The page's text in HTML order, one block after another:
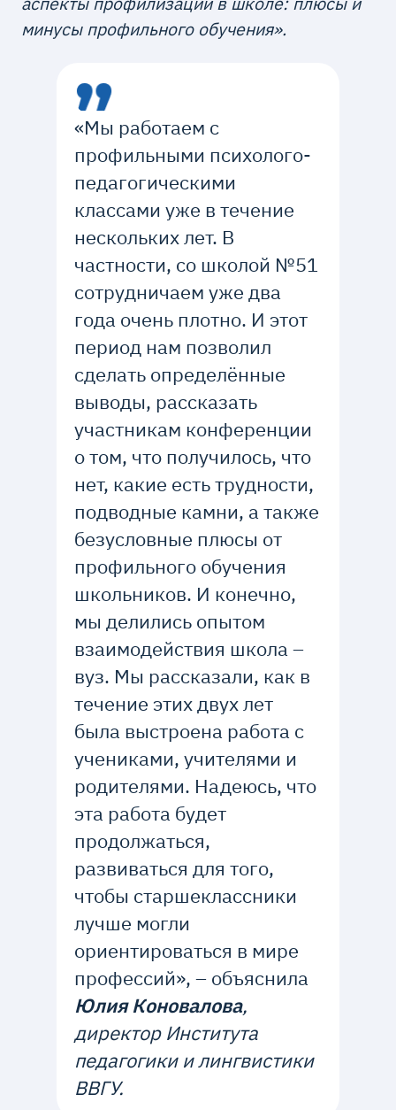
минусы профильного обучения».
«Мы работаем с
профильными психолого-
педагогическими
классами уже в течение
нескольких лет. В
частности, со школой №51
сотрудничаем уже два
года очень плотно. И этот
период нам позволил
сделать определённые
выводы, рассказать
участникам конференции
о том, что получилось, что
нет, какие есть трудности,
подводные камни, а также
безусловные плюсы от
профильного обучения
школьников. И конечно,
мы делились опытом
взаимодействия школа –
вуз. Мы рассказали, как в
течение этих двух лет
была выстроена работа с
учениками, учителями и
родителями. Надеюсь, что
эта работа будет
продолжаться,
развиваться для того,
чтобы старшеклассники
лучше могли
ориентироваться в мире
профессий», – объяснила
Юлия Коновалова,
директор Института
педагогики и лингвистики
ВВГУ.